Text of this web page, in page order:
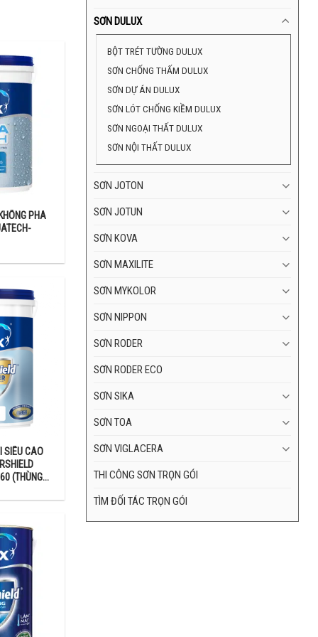
đại lý có thể
phá giá
khấu cao
Paintcenter
PHA
SIÊU CAO
(THÙNG
SƠN DULUX
BỘT TRÉT TƯỜNG DULUX
SƠN CHỐNG THẤM DULUX
SƠN DỰ ÁN DULUX
SƠN LÓT CHỐNG KIỀM DULUX
SƠN NGOẠI THẤT DULUX
SƠN NỘI THẤT DULUX
SƠN JOTON
SƠN JOTUN
SƠN KOVA
SƠN MAXILITE
SƠN MYKOLOR
SƠN NIPPON
SƠN RODER
SƠN RODER ECO
SƠN SIKA
SƠN TOA
SƠN VIGLACERA
THI CÔNG SƠN TRỌN GÓI
TÌM ĐỐI TÁC TRỌN GÓI